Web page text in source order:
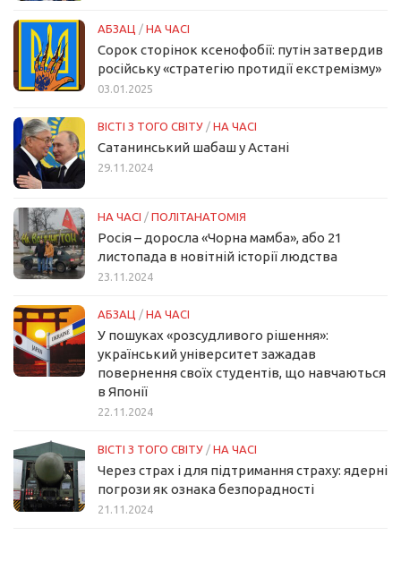
АБЗАЦ / НА ЧАСІ
Сорок сторінок ксенофобії: путін затвердив
російську «стратегію протидії екстремізму»
03.01.2025
ВІСТІ З ТОГО СВІТУ / НА ЧАСІ
Сатанинський шабаш у Астані
29.11.2024
НА ЧАСІ / ПОЛІТАНАТОМІЯ
Росія – доросла «Чорна мамба», або 21
листопада в новітній історії людства
23.11.2024
АБЗАЦ / НА ЧАСІ
У пошуках «розсудливого рішення»:
український університет зажадав
повернення своїх студентів, що навчаються
в Японії
22.11.2024
ВІСТІ З ТОГО СВІТУ / НА ЧАСІ
Через страх і для підтримання страху: ядерні
погрози як ознака безпорадності
21.11.2024